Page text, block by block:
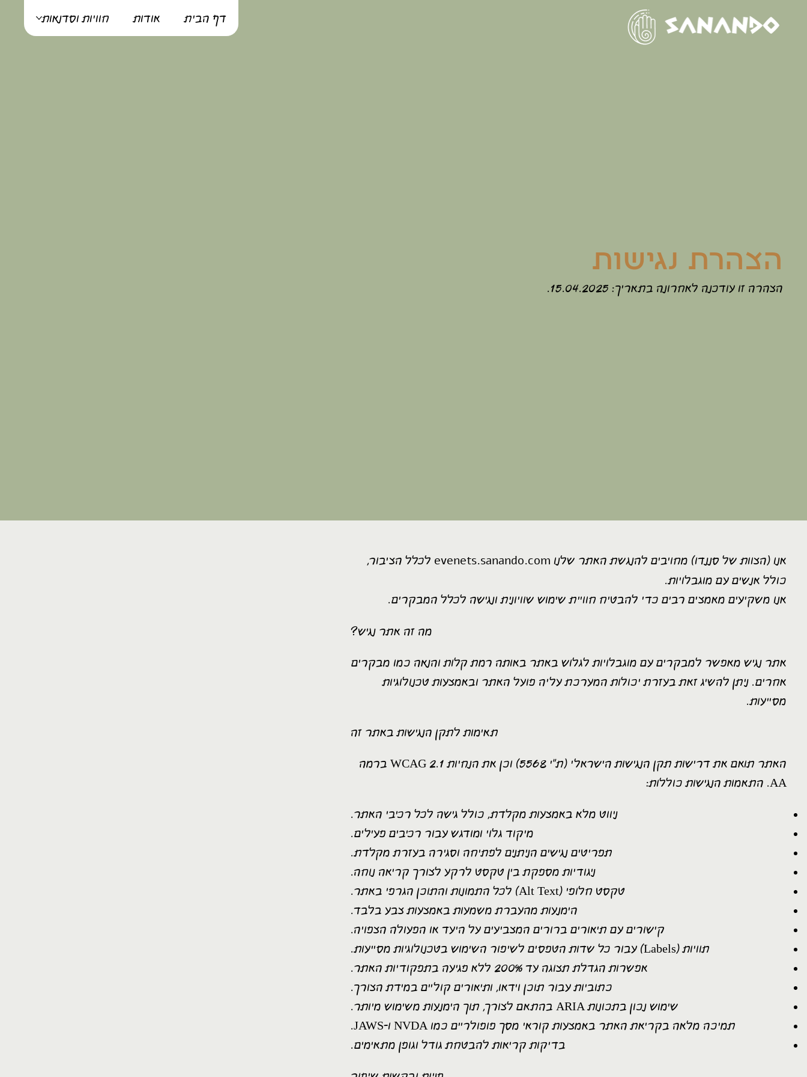
דף הבית אודות חוויות וסדנאות
הצהרת נגישות
הצהרה זו עודכנה לאחרונה בתאריך: 15.04.2025.
​אנו (הצוות של סננדו) מחויבים להנגשת האתר שלנו evenets.sanando.com לכלל הציבור,
כולל אנשים עם מוגבלויות.
אנו משקיעים מאמצים רבים כדי להבטיח חוויית שימוש שוויונית ונגישה לכלל המבקרים.
?מה זה אתר נגיש
אתר נגיש מאפשר למבקרים עם מוגבלויות לגלוש באתר באותה רמת קלות והנאה כמו מבקרים
אחרים. ניתן להשיג זאת בעזרת יכולות המערכת עליה פועל האתר ובאמצעות טכנולוגיות
מסייעות.
תאימות לתקן הנגישות באתר זה
האתר תואם את דרישות תקן הנגישות הישראלי (ת"י 5568) וכן את הנחיות WCAG 2.1 ברמה
AA. התאמות הנגישות כוללות:
ניווט מלא באמצעות מקלדת, כולל גישה לכל רכיבי האתר.
מיקוד גלוי ומודגש עבור רכיבים פעילים.
תפריטים נגישים הניתנים לפתיחה וסגירה בעזרת מקלדת.
ניגודיות מספקת בין טקסט לרקע לצורך קריאה נוחה.
טקסט חלופי (Alt Text) לכל התמונות והתוכן הגרפי באתר.
הימנעות מהעברת משמעות באמצעות צבע בלבד.
קישורים עם תיאורים ברורים המצביעים על היעד או הפעולה הצפויה.
תוויות (Labels) עבור כל שדות הטפסים לשיפור השימוש בטכנולוגיות מסייעות.
אפשרות הגדלת תצוגה עד 200% ללא פגיעה בתפקודיות האתר.
כתוביות עבור תוכן וידאו, ותיאורים קוליים במידת הצורך.
שימוש נכון בתכונות ARIA בהתאם לצורך, תוך הימנעות משימוש מיותר.
תמיכה מלאה בקריאת האתר באמצעות קוראי מסך פופולריים כמו NVDA ו-JAWS.
בדיקות קריאות להבטחת גודל וגופן מתאימים.